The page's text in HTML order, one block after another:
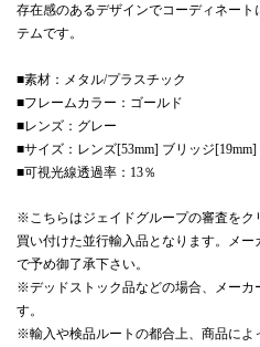
存在感のあるデザインでコーディネー
テムです。
■素材：メタル/プラスチック
■フレームカラー：ゴールド
■レンズ：グレー
■サイズ：レンズ[53mm] ブリッジ[19mm]
■可視光線透過率：13％
※こちらはジェイドグループの審査をク
買い付けた並行輸入品となります。メ
で予め御了承下さい。
※デッドストック品などの場合、メーカ
す。
※輸入や検品ルートの都合上、商品によ